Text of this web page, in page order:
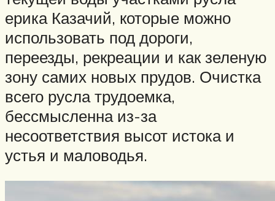
ерика Казачий, которые можно
использовать под дороги,
переезды, рекреации и как зеленую
зону самих новых прудов. Очистка
всего русла трудоемка,
бессмысленна из-за
несоответствия высот истока и
устья и маловодья.